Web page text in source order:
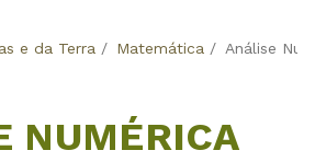
e da Terra / Matemática / Análise
NUMÉRICA